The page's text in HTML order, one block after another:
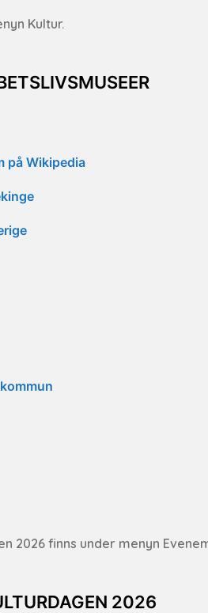
Kultur.
på Wikipedia
2026 finns under menyn
2026